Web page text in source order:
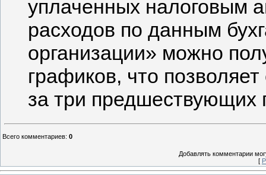
уплаченных налоговым
расходов по данным
организации» можно
графиков, что
за три предшествующих
Всего комментариев: 0
Добавлять комментарии
[